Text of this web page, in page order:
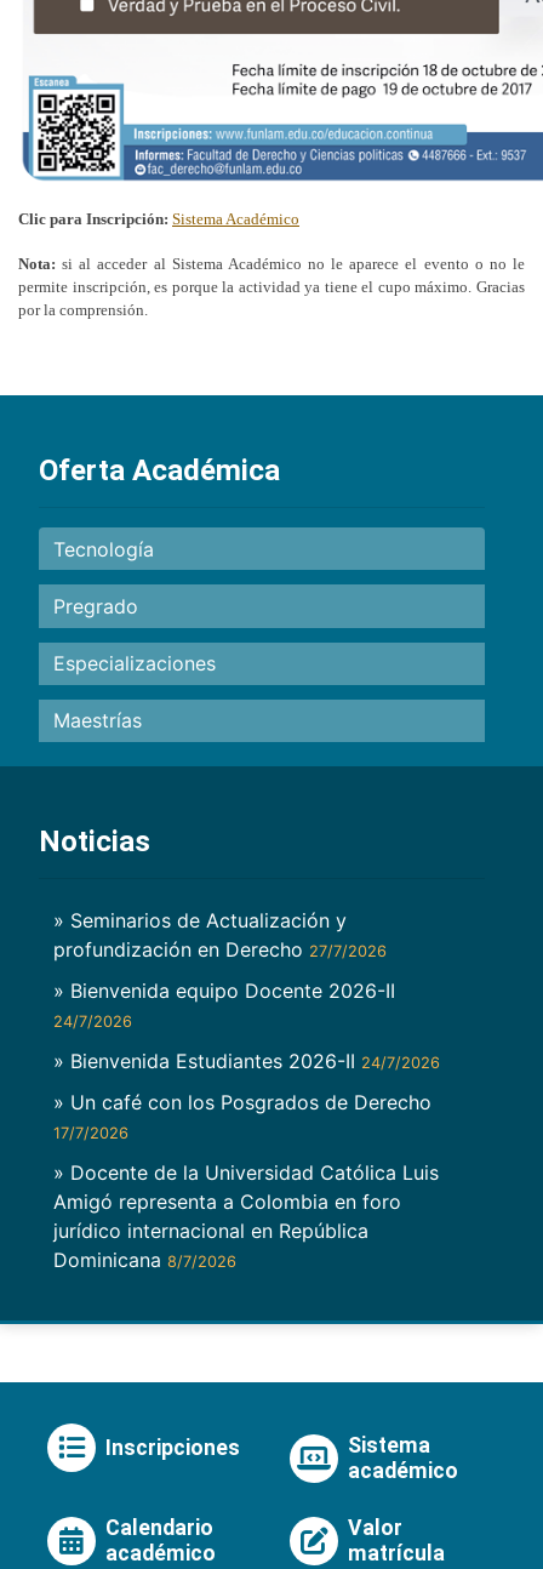
Clic para Inscripción: Sistema Académico
Nota: si al acceder al Sistema Académico no le aparece el evento o no le
permite inscripción, es porque la actividad ya tiene el cupo máximo. Gracias
por la comprensión.
Oferta Académica
Tecnología
Pregrado
Especializaciones
Maestrías
Noticias
» Seminarios de Actualización y
profundización en Derecho 27/7/2026
» Bienvenida equipo Docente 2026-II
24/7/2026
» Bienvenida Estudiantes 2026-II 24/7/2026
» Un café con los Posgrados de Derecho
17/7/2026
» Docente de la Universidad Católica Luis
Amigó representa a Colombia en foro
jurídico internacional en República
Dominicana 8/7/2026
Inscripciones
Sistema
académico
Calendario
académico
Valor
matrícula